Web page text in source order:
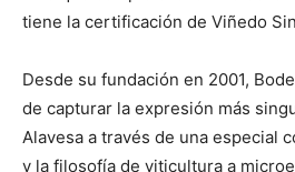
tiene la certificación de Viñedo
Desde su fundación en 2001,
de capturar la expresión más
Alavesa a través de una especial
y la filosofía de viticultura a